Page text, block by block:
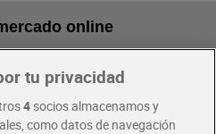
online
tu privacidad
4socios almacenamos y
como datos de navegación